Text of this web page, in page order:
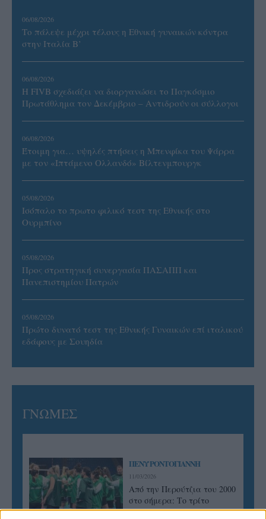
06/08/2026
Το πάλεψε μέχρι τέλους η Εθνική γυναικών κόντρα
στην Ιταλία Β’
06/08/2026
Η FIVB σχεδιάζει να διοργανώσει το Παγκόσμιο
Πρωτάθλημα τον Δεκέμβριο – Αντιδρούν οι σύλλογοι
06/08/2026
Έτοιμη για… υψηλές πτήσεις η Μπενφίκα του Ψάρρα
με τον «Ιπτάμενο Ολλανδό» Βίλτενμπουργκ
05/08/2026
Ισόπαλο το πρωτο φιλικό τεστ της Εθνικής στο
Ουρμπίνο
05/08/2026
Προς στρατηγική συνεργασία ΠΑΣΑΠΠ και
Πανεπιστημίου Πατρών
05/08/2026
Πρώτο δυνατό τεστ της Εθνικής Γυναικών επί ιταλικού
εδάφους με Σουηδία
ΓΝΩΜΕΣ
ΠΕΝΥ ΡΟΝΤΟΓΙΑΝΝΗ
11/03/2026
Από την Περούτζια του 2000
στο σήμερα: Tο τρίτο
ευρωπαϊκό ραντεβού του